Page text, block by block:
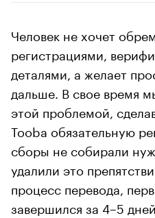
Человек не хочет
регистрациями,
деталями, а желает
дальше. В свое время
этой проблемой,
Tooba обязательную
сборы не собирали
удалили это
процесс перевода,
завершился за 4–5